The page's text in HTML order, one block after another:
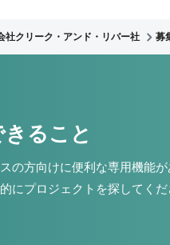
社クリーク・アンド・リバー社 募
ること
の方向けに便利な専用機能が
にプロジェクトを探してくだ